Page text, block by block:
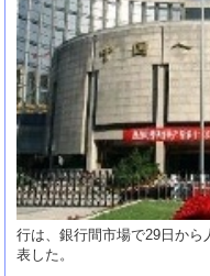
行は、銀行間市場で29日か
表した。